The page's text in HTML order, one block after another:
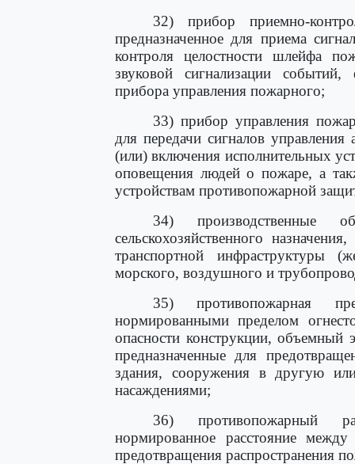
32) прибор приемно-
предназначенное для приема
контроля целостности шлейфа
звуковой сигнализации событий,
прибора управления пожарного;
33) прибор управления
для передачи сигналов
(или) включения исполнительных
оповещения людей о пожаре, а
устройствам противопожарной
34) производственные
сельскохозяйственного
транспортной инфраструктуры
морского, воздушного и
35) противопожарная
нормированными пределом
опасности конструкции, объемный
предназначенные для
здания, сооружения в другую
насаждениями;
36) противопожарный
нормированное расстояние
предотвращения распространения